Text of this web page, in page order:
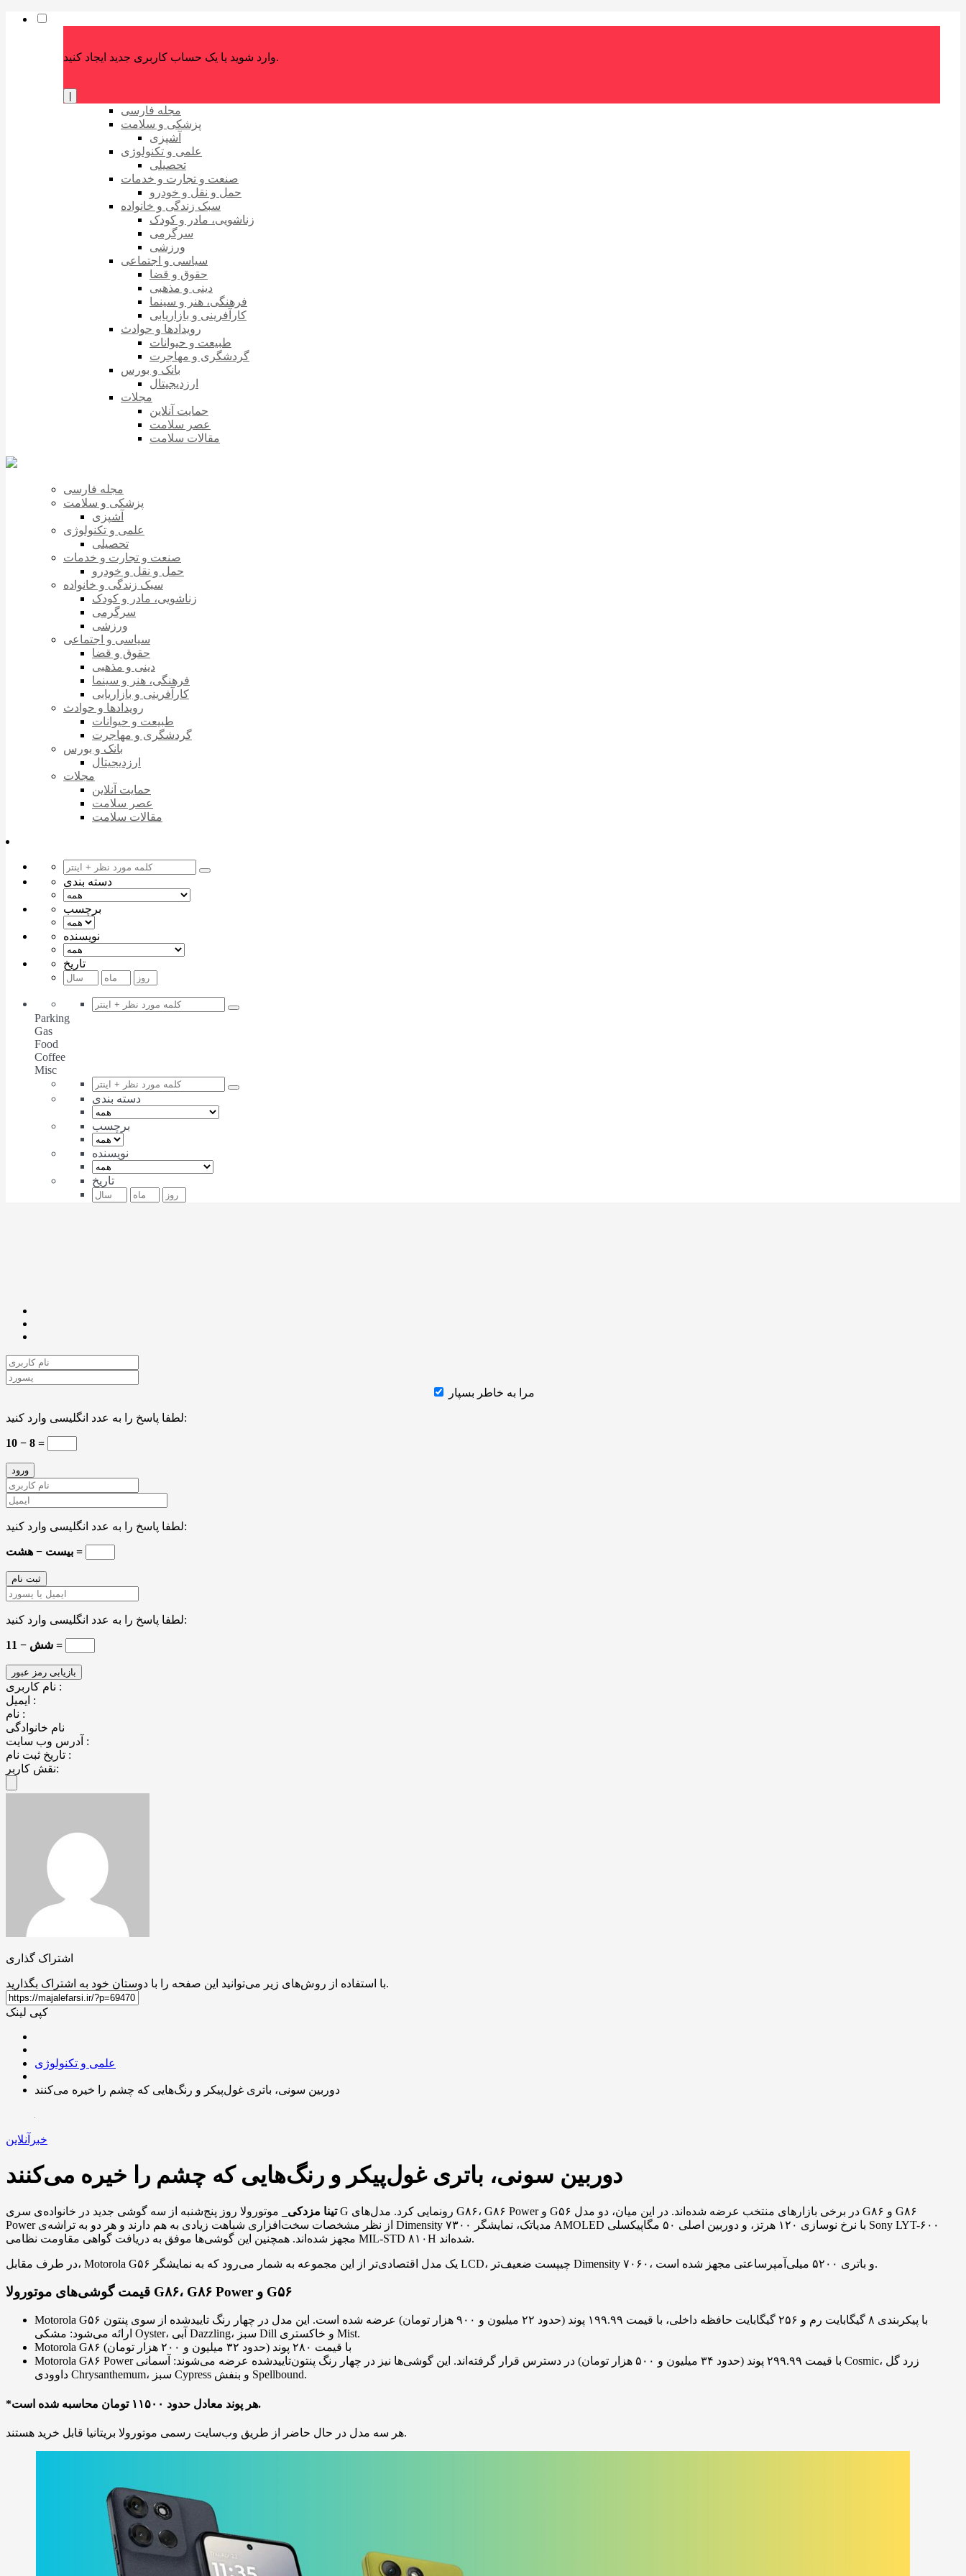
وارد شوید یا یک حساب کاربری جدید ایجاد کنید.
مجله فارسی
پزشکی و سلامت
آشپزی
علمی و تکنولوژی
تحصیلی
صنعت و تجارت و خدمات
حمل و نقل و خودرو
سبک زندگی و خانواده
زناشویی، مادر و کودک
سرگرمی
ورزشی
سیاسی و اجتماعی
حقوق و قضا
دینی و مذهبی
فرهنگی، هنر و سینما
کارآفرینی و بازاریابی
رویدادها و حوادث
طبیعت و حیوانات
گردشگری و مهاجرت
بانک و بورس
ارزدیجیتال
مجلات
حمایت آنلاین
عصر سلامت
مقالات سلامت
مجله فارسی
پزشکی و سلامت
آشپزی
علمی و تکنولوژی
تحصیلی
صنعت و تجارت و خدمات
حمل و نقل و خودرو
سبک زندگی و خانواده
زناشویی، مادر و کودک
سرگرمی
ورزشی
سیاسی و اجتماعی
حقوق و قضا
دینی و مذهبی
فرهنگی، هنر و سینما
کارآفرینی و بازاریابی
رویدادها و حوادث
طبیعت و حیوانات
گردشگری و مهاجرت
بانک و بورس
ارزدیجیتال
مجلات
حمایت آنلاین
عصر سلامت
مقالات سلامت
دسته بندی
برچسب
نویسنده
تاریخ
Parking
Gas
Food
Coffee
Misc
دسته بندی
برچسب
نویسنده
تاریخ
مرا به خاطر بسپار
لطفا پاسخ را به عدد انگلیسی وارد کنید:
10 − 8 =
لطفا پاسخ را به عدد انگلیسی وارد کنید:
بیست − هشت =
لطفا پاسخ را به عدد انگلیسی وارد کنید:
11 − شش =
نام کاربری :
ایمیل :
نام :
نام خانوادگی
آدرس وب سایت :
تاریخ ثبت نام :
نقش کاربر:
اشتراک گذاری
با استفاده از روش‌های زیر می‌توانید این صفحه را با دوستان خود به اشتراک بگذارید.
کپی لینک
علمی و تکنولوژی
دوربین سونی، باتری غول‌پیکر و رنگ‌هایی که چشم را خیره می‌کنند
خبرآنلاین
دوربین سونی، باتری غول‌پیکر و رنگ‌هایی که چشم را خیره می‌کنند
تینا مزدکی_ موتورولا روز پنج‌شنبه از سه گوشی جدید در خانواده‌ی سری G رونمایی کرد. مدل‌های G۸۶، G۸۶ Power و G۵۶ در برخی بازارهای منتخب عرضه شده‌اند. در این میان، دو مدل G۸۶ و G۸۶
Power از نظر مشخصات سخت‌افزاری شباهت زیادی به هم دارند و هر دو به تراشه‌ی Dimensity ۷۳۰۰ مدیاتک، نمایشگر AMOLED با نرخ نوسازی ۱۲۰ هرتز، و دوربین اصلی ۵۰ مگاپیکسلی Sony LYT-۶۰۰
مجهز شده‌اند. همچنین این گوشی‌ها موفق به دریافت گواهی مقاومت نظامی MIL-STD ۸۱۰H شده‌اند.
در طرف مقابل، Motorola G۵۶ یک مدل اقتصادی‌تر از این مجموعه به شمار می‌رود که به نمایشگر LCD، چیپست ضعیف‌تر Dimensity ۷۰۶۰، و باتری ۵۲۰۰ میلی‌آمپرساعتی مجهز شده است.
قیمت گوشی‌های موتورولا G۸۶، G۸۶ Power و G۵۶
Motorola G۵۶ با پیکربندی ۸ گیگابایت رم و ۲۵۶ گیگابایت حافظه داخلی، با قیمت ۱۹۹.۹۹ پوند (حدود ۲۲ میلیون و ۹۰۰ هزار تومان) عرضه شده است. این مدل در چهار رنگ تاییدشده از سوی پنتون
ارائه می‌شود: مشکی Oyster، آبی Dazzling، سبز Dill و خاکستری Mist.
Motorola G۸۶ با قیمت ۲۸۰ پوند (حدود ۳۲ میلیون و ۲۰۰ هزار تومان)
Motorola G۸۶ Power با قیمت ۲۹۹.۹۹ پوند (حدود ۳۴ میلیون و ۵۰۰ هزار تومان) در دسترس قرار گرفته‌اند. این گوشی‌ها نیز در چهار رنگ پنتون‌تاییدشده عرضه می‌شوند: آسمانی Cosmic، زرد گل
داوودی Chrysanthemum، سبز Cypress و بنفش Spellbound.
*هر پوند معادل حدود ۱۱۵۰۰ تومان محاسبه شده است.
هر سه مدل در حال حاضر از طریق وب‌سایت رسمی موتورولا بریتانیا قابل خرید هستند.